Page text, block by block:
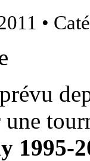
•
1995-